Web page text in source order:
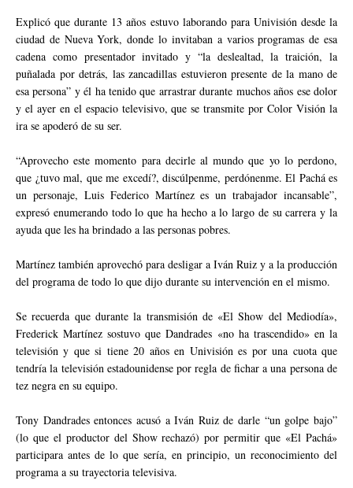
Explicó que durante 13 años estuvo laborando para Univisión desde la
ciudad de Nueva York, donde lo invitaban a varios programas de esa
cadena como presentador invitado y “la deslealtad, la traición, la
puñalada por detrás, las zancadillas estuvieron presente de la mano de
esa persona” y él ha tenido que arrastrar durante muchos años ese dolor
y el ayer en el espacio televisivo, que se transmite por Color Visión la
ira se apoderó de su ser.
“Aprovecho este momento para decirle al mundo que yo lo perdono,
que ¿tuvo mal, que me excedí?, discúlpenme, perdónenme. El Pachá es
un personaje, Luis Federico Martínez es un trabajador incansable”,
expresó enumerando todo lo que ha hecho a lo largo de su carrera y la
ayuda que les ha brindado a las personas pobres.
Martínez también aprovechó para desligar a Iván Ruiz y a la producción
del programa de todo lo que dijo durante su intervención en el mismo.
Se recuerda que durante la transmisión de «El Show del Mediodía»,
Frederick Martínez sostuvo que Dandrades «no ha trascendido» en la
televisión y que si tiene 20 años en Univisión es por una cuota que
tendría la televisión estadounidense por regla de fichar a una persona de
tez negra en su equipo.
Tony Dandrades entonces acusó a Iván Ruiz de darle “un golpe bajo”
(lo que el productor del Show rechazó) por permitir que «El Pachá»
participara antes de lo que sería, en principio, un reconocimiento del
programa a su trayectoria televisiva.